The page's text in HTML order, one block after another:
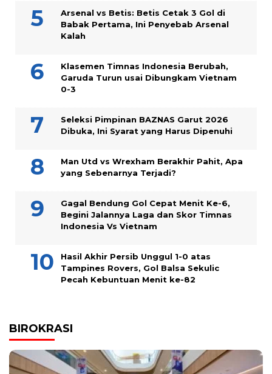
Arsenal vs Betis: Betis Cetak 3 Gol di
Babak Pertama, Ini Penyebab Arsenal
Kalah
Klasemen Timnas Indonesia Berubah,
Garuda Turun usai Dibungkam Vietnam
0-3
Seleksi Pimpinan BAZNAS Garut 2026
Dibuka, Ini Syarat yang Harus Dipenuhi
Man Utd vs Wrexham Berakhir Pahit, Apa
yang Sebenarnya Terjadi?
Gagal Bendung Gol Cepat Menit Ke-6,
Begini Jalannya Laga dan Skor Timnas
Indonesia Vs Vietnam
Hasil Akhir Persib Unggul 1-0 atas
Tampines Rovers, Gol Balsa Sekulic
Pecah Kebuntuan Menit ke-82
BIROKRASI